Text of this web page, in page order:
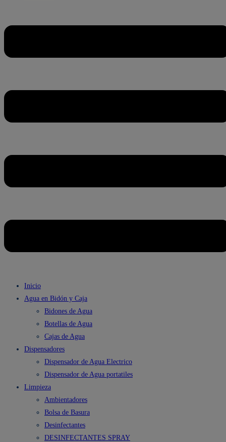
Inicio
Agua en Bidón y Caja
Bidones de Agua
Botellas de Agua
Cajas de Agua
Dispensadores
Dispensador de Agua Electrico
Dispensador de Agua portatiles
Limpieza
Ambientadores
Bolsa de Basura
Desinfectantes
DESINFECTANTES SPRAY